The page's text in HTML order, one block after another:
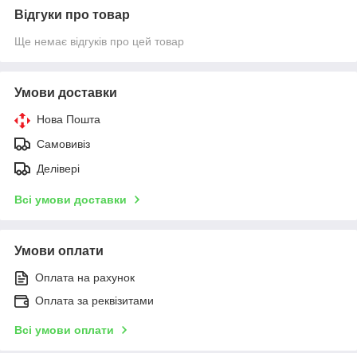
Відгуки про товар
Ще немає відгуків про цей товар
Умови доставки
Нова Пошта
Самовивіз
Делівері
Всі умови доставки
Умови оплати
Оплата на рахунок
Оплата за реквізитами
Всі умови оплати